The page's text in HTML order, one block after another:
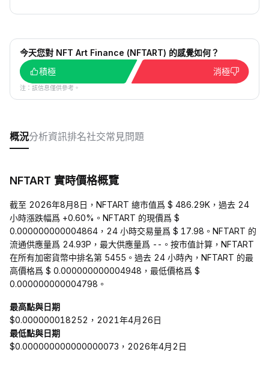
今天您對 NFT Art Finance (NFTART) 的感覺如何？
積極
消極
注：該信息僅供參考。
概況分析資訊排名社交常見問題
NFTART 實時價格概覽
截至 2026年8月8日，NFTART 總市值爲 $ 486.29K，過去 24
小時漲跌幅爲 +0.60%。NFTART 的現價爲 $
0.000000000004864，24 小時交易量爲 $ 17.98。NFTART 的
流通供應量爲 24.93P，最大供應量爲 --。按市值計算，NFTART
在所有加密貨幣中排名第 5455。過去 24 小時內，NFTART 的最
高價格爲 $ 0.000000000004948，最低價格爲 $
0.000000000004798。
最高點與日期
$0.000000018252，2021年4月26日
最低點與日期
$0.000000000000000073，2026年4月2日